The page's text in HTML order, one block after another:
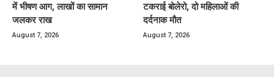
में भीषण आग, लाखों का सामान
जलकर राख
August 7, 2026
टकराई बोलेरो, दो महिलाओं की
दर्दनाक मौत
August 7, 2026